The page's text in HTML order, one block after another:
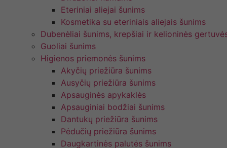
Eteriniai aliejai šunims
Kosmetika su eteriniais aliejais šunims
Dubenėliai šunims, krepšiai ir kelioninės
Guoliai šunims
Higienos priemonės šunims
Akyčių priežiūra šunims
Ausyčių priežiūra šunims
Apsauginės apykaklės
Apsauginiai bodžiai šunims
Dantukų priežiūra šunims
Pėdučių priežiūra šunims
Daugkartinės palutės šunims